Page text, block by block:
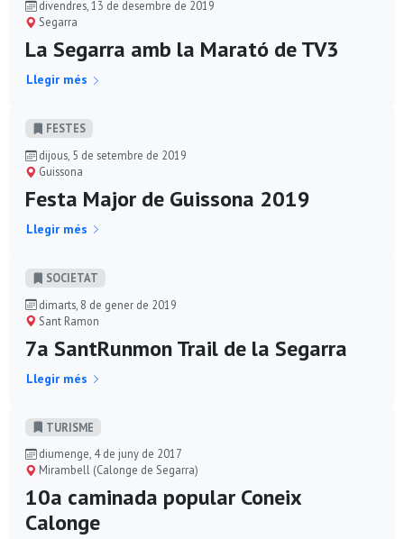
divendres, 13 de desembre de 2019
Segarra
La Segarra amb la Marató de TV3
Llegir més
FESTES
dijous, 5 de setembre de 2019
Guissona
Festa Major de Guissona 2019
Llegir més
SOCIETAT
dimarts, 8 de gener de 2019
Sant Ramon
7a SantRunmon Trail de la Segarra
Llegir més
TURISME
diumenge, 4 de juny de 2017
Mirambell (Calonge de Segarra)
10a caminada popular Coneix
Calonge